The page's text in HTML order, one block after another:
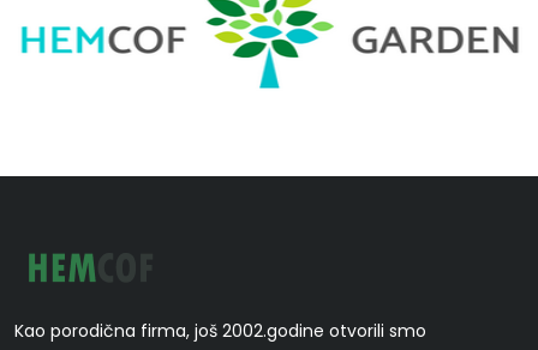
Kao porodična firma, još 2002.godine otvorili smo